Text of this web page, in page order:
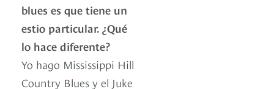
blues es que tiene un
estio particular. ¿Qué
lo hace diferente?
Yo hago Mississippi Hill
Country Blues y el Juke